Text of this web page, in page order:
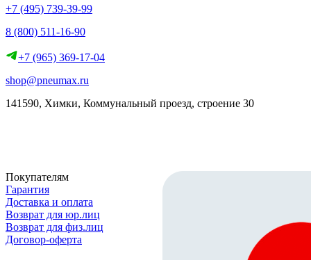
+7 (495) 739-39-99
8 (800) 511-16-90
+7 (965) 369-17-04
shop@pneumax.ru
141590, Химки, Коммунальный проезд, строение 30
Покупателям
Гарантия
Доставка и оплата
Возврат для юр.лиц
Возврат для физ.лиц
Договор-оферта